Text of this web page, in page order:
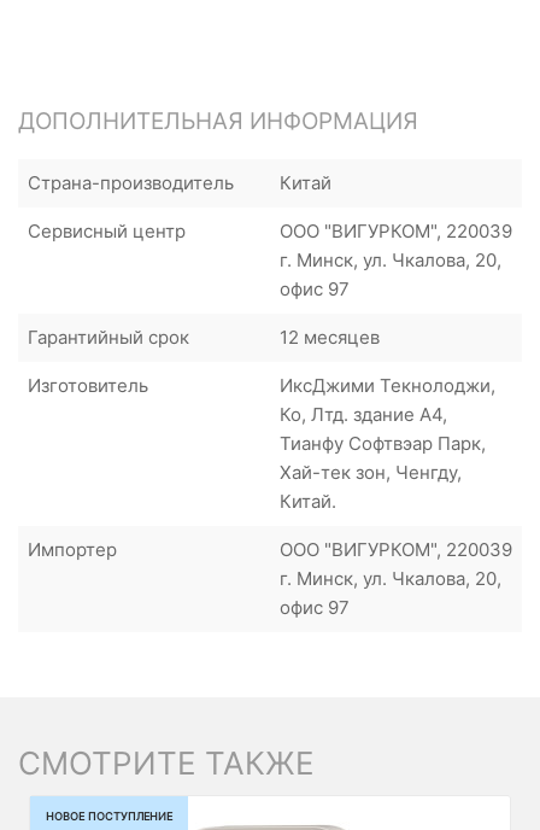
ДОПОЛНИТЕЛЬНАЯ ИНФОРМАЦИЯ
Страна-производитель Китай
Сервисный центр
ООО "ВИГУРКОМ", 220039
г. Минск, ул. Чкалова, 20,
офис 97
Гарантийный срок 12 месяцев
Изготовитель
ИксДжими Текнолоджи,
Ко, Лтд. здание А4,
Тианфу Софтвэар Парк,
Хай-тек зон, Ченгду,
Китай.
Импортер
ООО "ВИГУРКОМ", 220039
г. Минск, ул. Чкалова, 20,
офис 97
СМОТРИТЕ ТАКЖЕ
НОВОЕ ПОСТУПЛЕНИЕ